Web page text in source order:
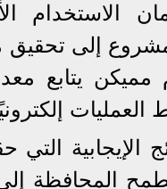
إلى
يتابع
العمليات
الإيجابية
تطمح المحافظة